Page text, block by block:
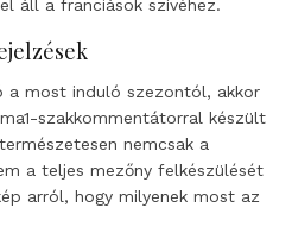
áll a franciások szívéhez.
a most induló szezontól, akkor
szakkommentátorral készült
nemcsak a
a teljes mezőny felkészülését
arról, hogy milyenek most az